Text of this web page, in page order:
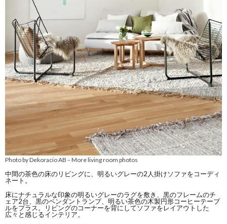
Photo by Dekoracio AB –More living room photos
中間の茶色の床のリビングに、明るいグレーの2人掛けソファをコーディ
ネート。
床にナチュラルな印象の明るいグレーのラグを敷き、黒のフレームのチ
ェア2台、黒のペンダントランプ、明るい茶色の木製円形コーヒーテーブ
ルをプラス。リビングのコーナーを背にしてソファをレイアウトした
広々と感じるインテリア。